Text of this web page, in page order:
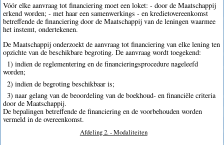
Vóór elke aanvraag tot financiering moet een loket: - door de Maatschappij
erkend worden; - met haar een samenwerkings - en kredietovereenkomst
betreffende de financiering door de Maatschappij van de leningen waarmee
het instemt, ondertekenen.
De Maatschappij onderzoekt de aanvraag tot financiering van elke lening ten
opzichte van de beschikbare begroting. De aanvraag wordt toegekend:
1) indien de reglementering en de financieringsprocedure nageleefd
worden;
2) indien de begroting beschikbaar is;
3) naar gelang van de beoordeling van de boekhoud- en financiële criteria
door de Maatschappij.
De bepalingen betreffende de financiering en de voorbehouden worden
vermeld in de overeenkomst.
Afdeling 2. - Modaliteiten